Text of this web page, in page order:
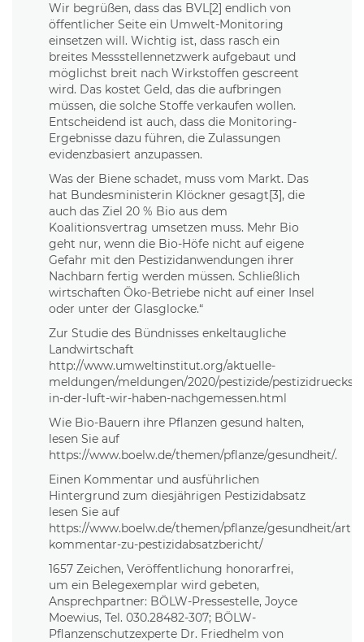
Wir begrüßen, dass das BVL[2] endlich von
öffentlicher Seite ein Umwelt-Monitoring
einsetzen will. Wichtig ist, dass rasch ein
breites Messstellennetzwerk aufgebaut und
möglichst breit nach Wirkstoffen gescreent
wird. Das kostet Geld, das die aufbringen
müssen, die solche Stoffe verkaufen wollen.
Entscheidend ist auch, dass die Monitoring-
Ergebnisse dazu führen, die Zulassungen
evidenzbasiert anzupassen.
Was der Biene schadet, muss vom Markt. Das
hat Bundesministerin Klöckner gesagt[3], die
auch das Ziel 20 % Bio aus dem
Koalitionsvertrag umsetzen muss. Mehr Bio
geht nur, wenn die Bio-Höfe nicht auf eigene
Gefahr mit den Pestizidanwendungen ihrer
Nachbarn fertig werden müssen. Schließlich
wirtschaften Öko-Betriebe nicht auf einer Insel
oder unter der Glasglocke.“
Zur Studie des Bündnisses enkeltaugliche
Landwirtschaft
http://www.umweltinstitut.org/aktuelle-
meldungen/meldungen/2020/pestizide/
in-der-luft-wir-haben-nachgemessen.html
Wie Bio-Bauern ihre Pflanzen gesund halten,
lesen Sie auf
https://www.boelw.de/themen/pflanze/gesundheit/.
Einen Kommentar und ausführlichen
Hintergrund zum diesjährigen Pestizidabsatz
lesen Sie auf
https://www.boelw.de/themen/pflanze/gesundheit/
kommentar-zu-pestizidabsatzbericht/
1657 Zeichen, Veröffentlichung honorarfrei,
um ein Belegexemplar wird gebeten,
Ansprechpartner: BÖLW-Pressestelle, Joyce
Moewius, Tel. 030.28482-307; BÖLW-
Pflanzenschutzexperte Dr. Friedhelm von